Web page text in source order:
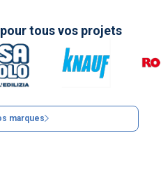
tous vos projets
marques